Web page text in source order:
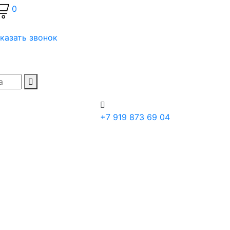
0
звонок
+7 919 873 69 04